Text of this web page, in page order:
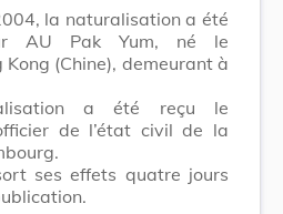
la naturalisation a été
AU Pak Yum, né le
(Chine), demeurant à
a été reçu le
de l’état civil de la
ses effets quatre jours